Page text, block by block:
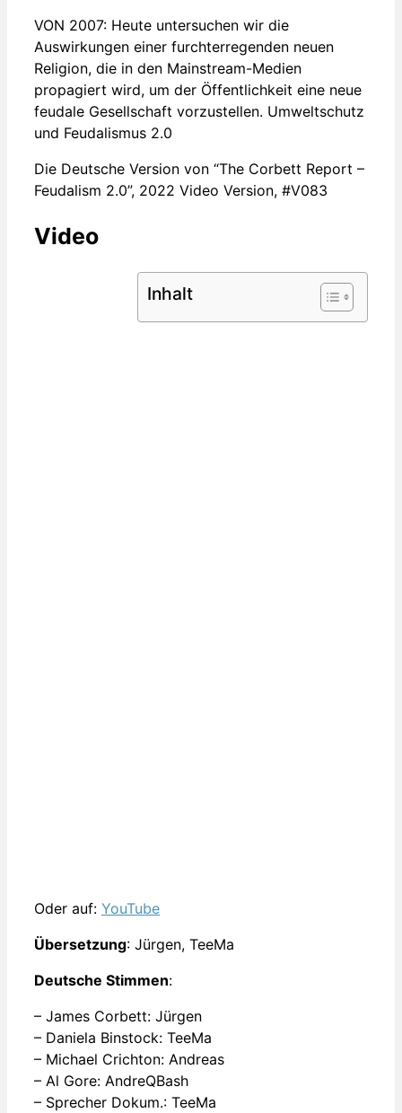
VON 2007: Heute untersuchen wir die
Auswirkungen einer furchterregenden neuen
Religion, die in den Mainstream-Medien
propagiert wird, um der Öffentlichkeit eine neue
feudale Gesellschaft vorzustellen. Umweltschutz
und Feudalismus 2.0
Die Deutsche Version von “The Corbett Report –
Feudalism 2.0”, 2022 Video Version, #V083
Video
Inhalt
Oder auf: YouTube
Übersetzung: Jürgen, TeeMa
Deutsche Stimmen:
– James Corbett: Jürgen
– Daniela Binstock: TeeMa
– Michael Crichton: Andreas
– Al Gore: AndreQBash
– Sprecher Dokum.: TeeMa